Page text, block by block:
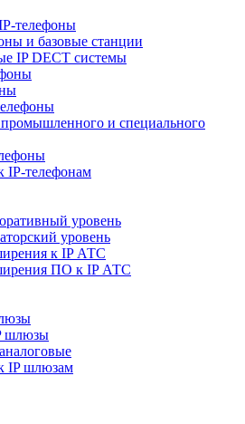
телефоны
и базовые станции
IP DECT системы
и специального
IP-телефонам
уровень
уровень
к IP АТС
ПО к IP АТС
шлюзы
IP шлюзам